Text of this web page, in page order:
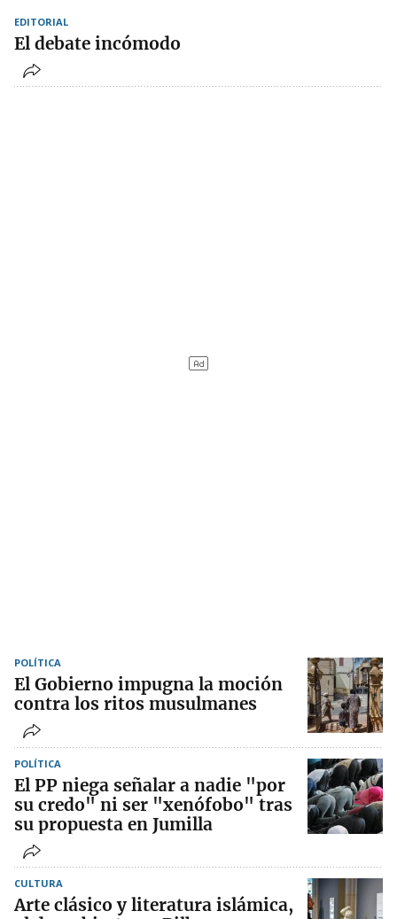
EDITORIAL
El debate incómodo
POLÍTICA
El Gobierno impugna la moción
contra los ritos musulmanes
POLÍTICA
El PP niega señalar a nadie "por
su credo" ni ser "xenófobo" tras
su propuesta en Jumilla
CULTURA
Arte clásico y literatura islámica,